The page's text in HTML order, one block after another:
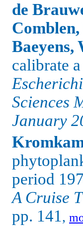
de
Baeyens,
calibrate
Sciences
January
period
A Cruise
pp. 141,